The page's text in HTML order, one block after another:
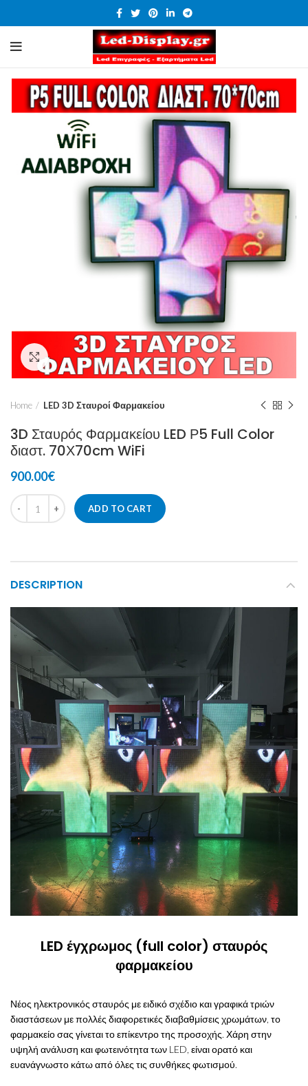
Click to enlarge
Home LED 3D Σταυροί Φαρμακείου
3D Σταυρός Φαρμακείου LED Ρ5 Full Color
διαστ. 70Χ70cm WiFi
900.00€
ADD TO CART
DESCRIPTION
LED έγχρωμος (full color) σταυρός
φαρμακείου
Νέος ηλεκτρονικός σταυρός με ειδικό σχέδιο και γραφικά τριών
διαστάσεων με πολλές διαφορετικές διαβαθμίσεις χρωμάτων, το
φαρμακείο σας γίνεται το επίκεντρο της προσοχής. Χάρη στην
υψηλή ανάλυση και φωτεινότητα των LED, είναι ορατό και
ευανάγνωστο κάτω από όλες τις συνθήκες φωτισμού.